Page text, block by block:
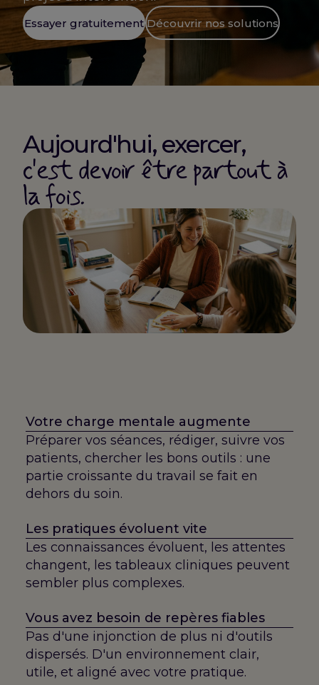
Essayer gratuitement Découvrir nos solutions
Aujourd'hui, exercer,
c'est devoir être partout à
la fois.
Votre charge mentale augmente
Préparer vos séances, rédiger, suivre vos
patients, chercher les bons outils : une
partie croissante du travail se fait en
dehors du soin.
Les pratiques évoluent vite
Les connaissances évoluent, les attentes
changent, les tableaux cliniques peuvent
sembler plus complexes.
Vous avez besoin de repères fiables
Pas d'une injonction de plus ni d'outils
dispersés. D'un environnement clair,
utile, et aligné avec votre pratique.